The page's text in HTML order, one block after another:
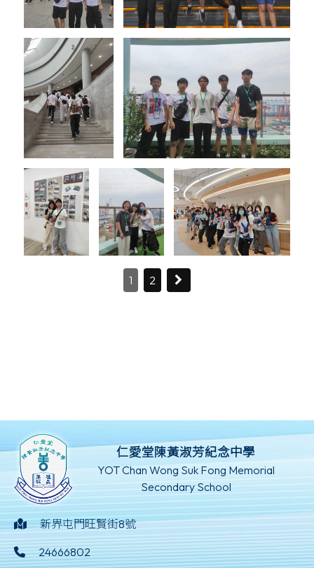
1 2
仁愛堂陳黃淑芳紀念中學
YOT Chan Wong Suk Fong Memorial
Secondary School
新界屯門旺賢街8號
24666802